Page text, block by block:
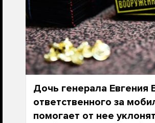
Дочь генерала Евгения
ответственного за
помогает от нее